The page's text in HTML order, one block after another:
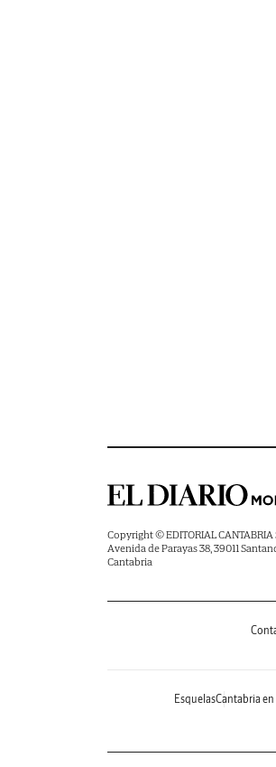
Copyright © EDITORIAL CANTABRIA
Avenida de Parayas 38, 39011
Cantabria
EsquelasCantabria en